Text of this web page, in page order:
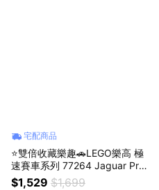
宅配商品
⭐雙倍收藏樂趣🚗LEGO樂高 極
速賽車系列 77264 Jaguar Proj
ect 7 和 Land Rover Defender
$1,529 $1,699